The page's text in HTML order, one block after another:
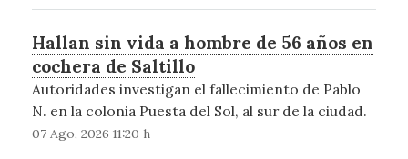
Hallan sin vida a hombre de 56 años en
cochera de Saltillo
Autoridades investigan el fallecimiento de Pablo
N. en la colonia Puesta del Sol, al sur de la ciudad.
07 Ago, 2026 11:20 h